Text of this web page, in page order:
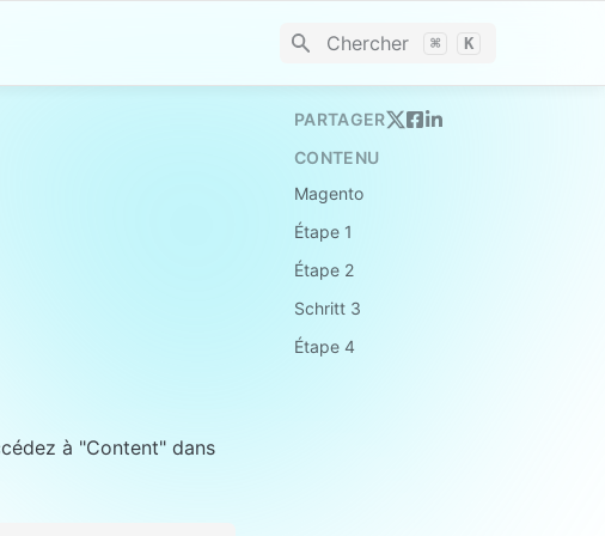
Chercher ⌘ K
à "Content" dans
PARTAGER
CONTENU
Magento
Étape 1
Étape 2
Schritt 3
Étape 4